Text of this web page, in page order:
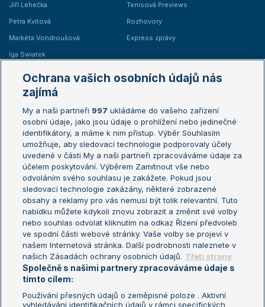
Jiří Lehečka
Petra Kvitová
Markéta Vondroušová
Iga Swiatek
Tenisová Previews
Rozhovory
Express zprávy
Žebříčky
Žebříček ATP (muži)
Žebříček WTA (ženy)
Sázkařský žebříček
Australian Open
French Open
Wimbledon
US Open
Turnaj mistrů
Turnaj mistryň
Aktualní trendy
Fotbalové přestupy
Livesport Daily
LS Prague Open
Ochrana vašich osobních údajů nás
zajímá
My a naši partneři 997 ukládáme do vašeho zařízení
osobní údaje, jako jsou údaje o prohlížení nebo jedinečné
identifikátory, a máme k nim přístup. Výběr Souhlasím
umožňuje, aby sledovací technologie podporovaly účely
uvedené v části My a naši partneři zpracováváme údaje za
účelem poskytování. Výběrem Zamítnout vše nebo
odvoláním svého souhlasu je zakážete. Pokud jsou
sledovací technologie zakázány, některé zobrazené
obsahy a reklamy pro vás nemusí být tolik relevantní. Tuto
nabídku můžete kdykoli znovu zobrazit a změnit své volby
nebo souhlas odvolat kliknutím na odkaz Řízení předvoleb
ve spodní části webové stránky. Vaše volby se projeví v
našem Internetová stránka. Další podrobnosti naleznete v
našich Zásadách ochrany osobních údajů. Třetí strany
Společně s našimi partnery zpracováváme údaje s
tímto cílem:
Používání přesných údajů o zeměpisné poloze . Aktivní
vyhledávání identifikačních údajů v rámci specifických